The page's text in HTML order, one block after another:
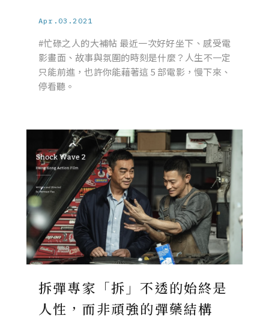
Apr.03.2021
#忙碌之人的大補帖 最近一次好好坐下、感受電
影畫面、故事與氛圍的時刻是什麼？人生不一定
只能前進，也許你能藉著這 5 部電影，慢下來、
停看聽。
拆彈專家「拆」不透的始終是
人性，而非頑強的彈藥結構